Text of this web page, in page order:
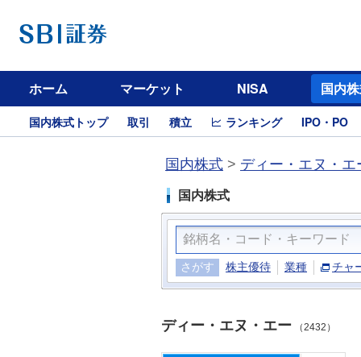
ホーム マーケット NISA 国内
国内株式トップ 取引 積立 ランキング IPO・PO
国内株式 > ディー・エヌ・エ
国内株式
さがす 株主優待 業種 チャ
ディー・エヌ・エー （2432）